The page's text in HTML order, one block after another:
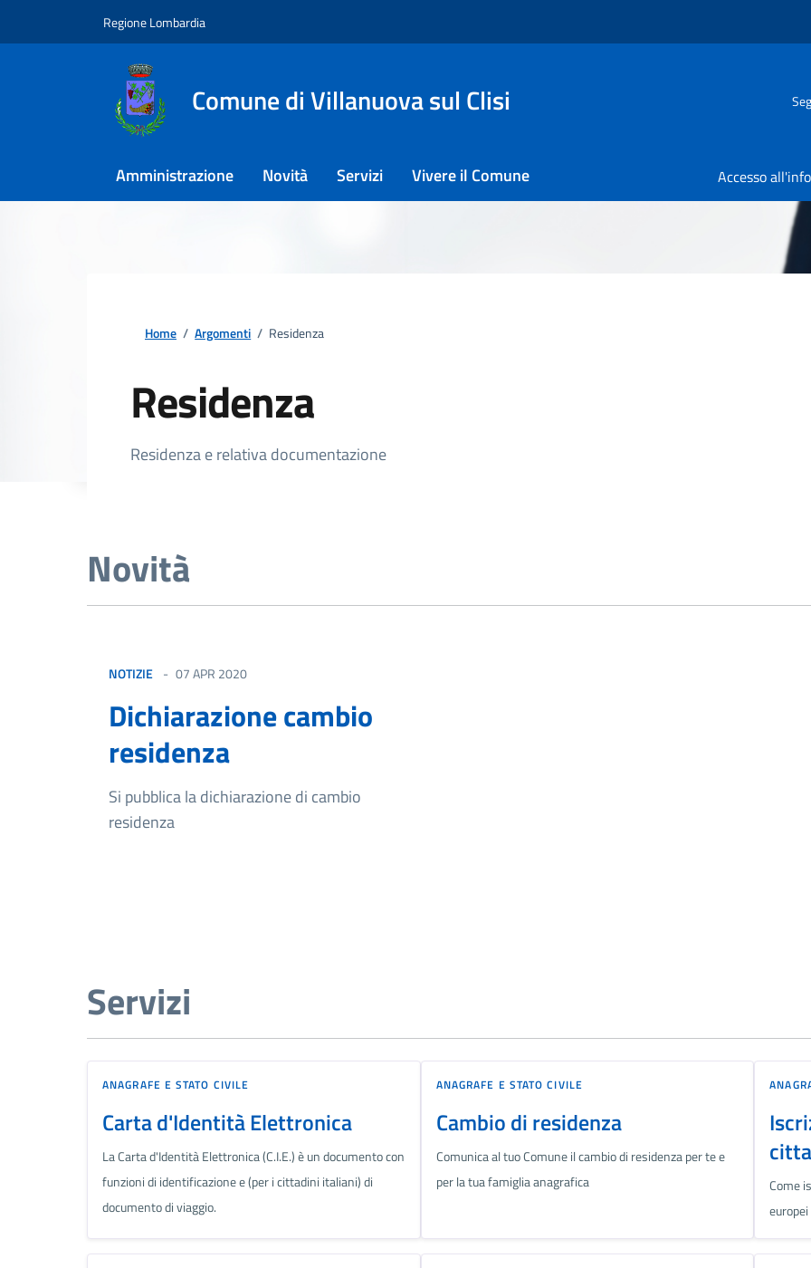
Regione Lombardia
Comune di Villanuova sul Clisi
Amministrazione Novità Servizi Vivere il Comune
Home / Argomenti / Residenza
Residenza
Dettagli della notizia
Residenza e relativa documentazione
Novità
NOTIZIE 07 APR 2020
Dichiarazione cambio
residenza
Si pubblica la dichiarazione di cambio
residenza
Servizi
ANAGRAFE E STATO CIVILE
Carta d'Identità Elettronica
La Carta d'Identità Elettronica (C.I.E.) è un documento con
funzioni di identificazione e (per i cittadini italiani) di
documento di viaggio.
ANAGRAFE E STATO CIVILE
Cambio di residenza
Comunica al tuo Comune il cambio di residenza per te e
per la tua famiglia anagrafica
Come